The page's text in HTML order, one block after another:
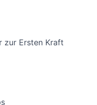
zur Ersten Kraft